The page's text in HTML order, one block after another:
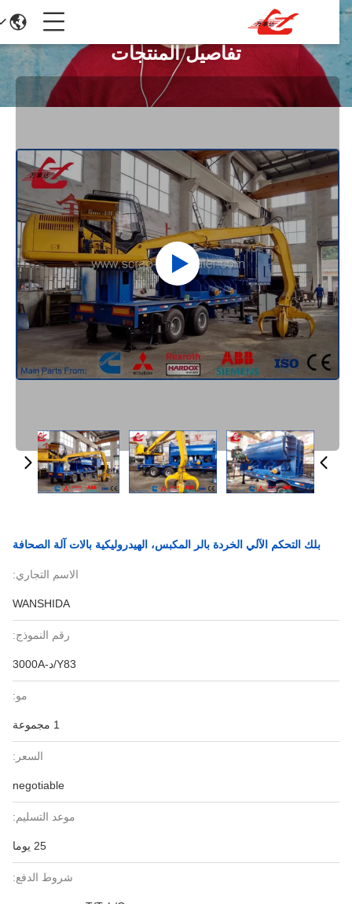
تفاصيل المنتجات
بلك التحكم الآلي الخردة بالر المكبس، الهيدروليكية بالات آلة الصحافة
الاسم التجاري:
WANSHIDA
رقم النموذج:
Y83/د-3000A
مو:
السعر:
negotiable
موعد التسليم:
25 يوما
شروط الدفع: